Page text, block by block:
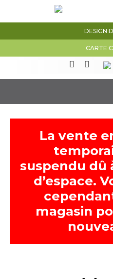
DESIGN
CARTE
La vente
suspendu dû
d’espace.
magasin